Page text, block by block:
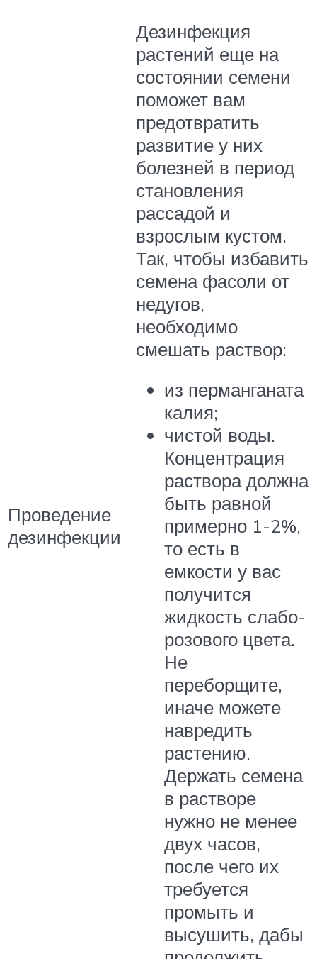
Проведение
дезинфекции
Дезинфекция
растений еще на
состоянии семени
поможет вам
предотвратить
развитие у них
болезней в период
становления
рассадой и
взрослым кустом.
Так, чтобы избавить
семена фасоли от
недугов,
необходимо
смешать раствор:
из перманганата
калия;
чистой воды.
Концентрация
раствора должна
быть равной
примерно 1-2%,
то есть в
емкости у вас
получится
жидкость слабо-
розового цвета.
Не
переборщите,
иначе можете
навредить
растению.
Держать семена
в растворе
нужно не менее
двух часов,
после чего их
требуется
промыть и
высушить, дабы